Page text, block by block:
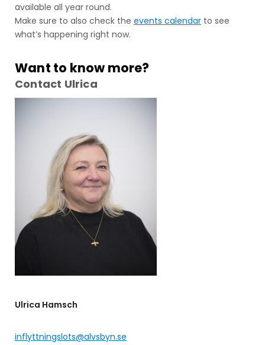
available all year round.
Make sure to also check the events calendar to see
what’s happening right now.
Want to know more?
Contact Ulrica
Ulrica Hamsch
inflyttningslots@alvsbyn.se